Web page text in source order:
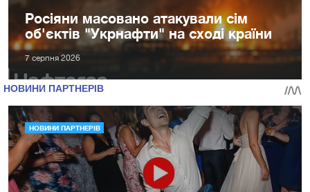
Росіяни масовано атакували сім
об'єктів "Укрнафти" на сході країни
7 серпня 2026